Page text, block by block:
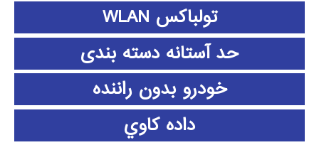
تولباکس WLAN
حد آستانه دسته بندی
خودرو بدون راننده
داده كاوي